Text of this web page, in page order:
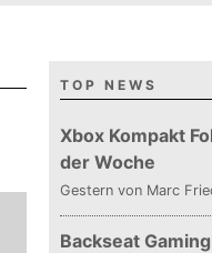
TOP NEWS
Xbox Kompakt
der Woche
Gestern von Marc
Backseat